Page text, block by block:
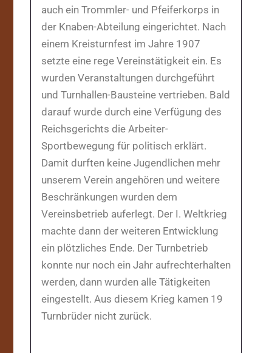
auch ein Trommler- und Pfeiferkorps in
der Knaben-Abteilung eingerichtet. Nach
einem Kreisturnfest im Jahre 1907
setzte eine rege Vereinstätigkeit ein. Es
wurden Veranstaltungen durchgeführt
und Turnhallen-Bausteine vertrieben. Bald
darauf wurde durch eine Verfügung des
Reichsgerichts die Arbeiter-
Sportbewegung für politisch erklärt.
Damit durften keine Jugendlichen mehr
unserem Verein angehören und weitere
Beschränkungen wurden dem
Vereinsbetrieb auferlegt. Der I. Weltkrieg
machte dann der weiteren Entwicklung
ein plötzliches Ende. Der Turnbetrieb
konnte nur noch ein Jahr aufrechterhalten
werden, dann wurden alle Tätigkeiten
eingestellt. Aus diesem Krieg kamen 19
Turnbrüder nicht zurück.